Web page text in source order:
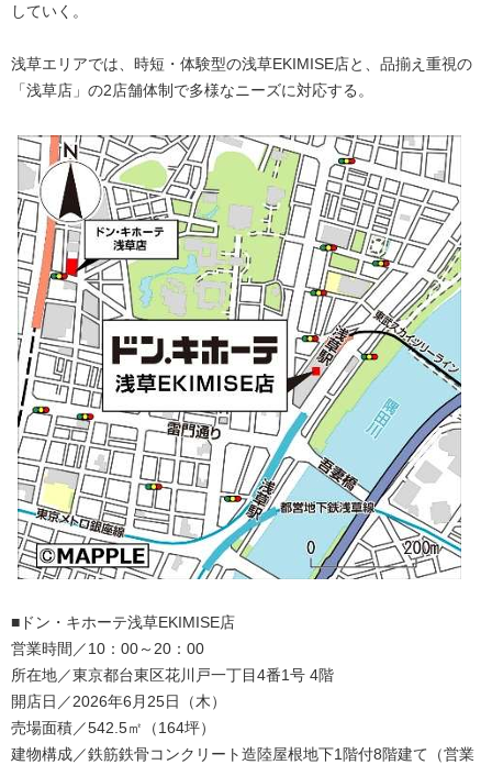
していく。
浅草エリアでは、時短・体験型の浅草EKIMISE店と、品揃え重視の
「浅草店」の2店舗体制で多様なニーズに対応する。
■ドン・キホーテ浅草EKIMISE店
営業時間／10：00～20：00
所在地／東京都台東区花川戸一丁目4番1号 4階
開店日／2026年6月25日（木）
売場面積／542.5㎡（164坪）
建物構成／鉄筋鉄骨コンクリート造陸屋根地下1階付8階建て（営業